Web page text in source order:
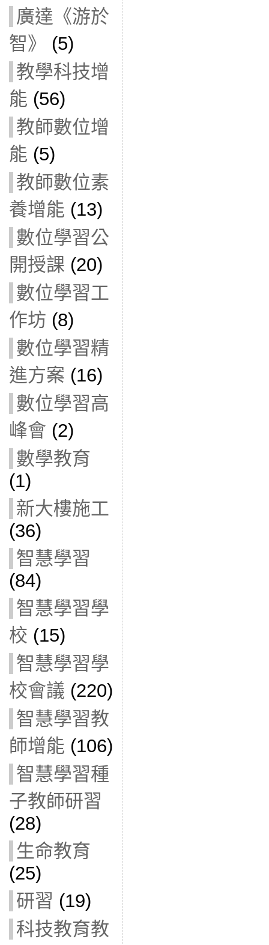
廣達《游於
智》
(5)
教學科技增
能 (56)
教師數位增
能 (5)
教師數位素
養增能 (13)
數位學習公
開授課 (20)
數位學習工
作坊 (8)
數位學習精
進方案 (16)
數位學習高
峰會 (2)
數學教育
(1)
新大樓施工
(36)
智慧學習
(84)
智慧學習學
校 (15)
智慧學習學
校會議 (220)
智慧學習教
師增能 (106)
智慧學習種
子教師研習
(28)
生命教育
(25)
研習 (19)
科技教育教